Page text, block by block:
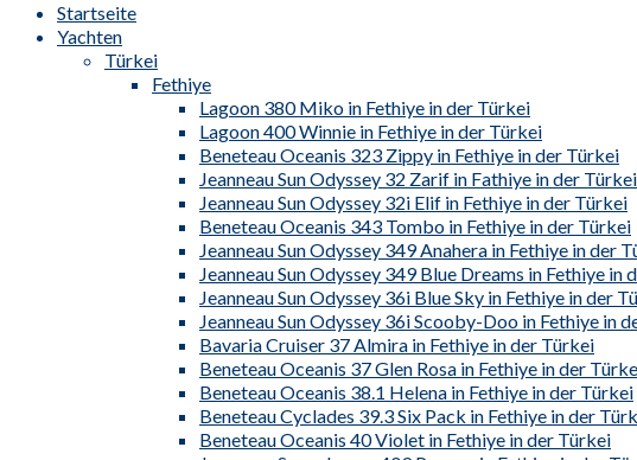
Startseite
Yachten
Türkei
Fethiye
Lagoon 380 Miko in Fethiye in der Türkei
Lagoon 400 Winnie in Fethiye in der Türkei
Beneteau Oceanis 323 Zippy in Fethiye in der Türkei
Jeanneau Sun Odyssey 32 Zarif in Fathiye in der Türkei
Jeanneau Sun Odyssey 32i Elif in Fethiye in der Türkei
Beneteau Oceanis 343 Tombo in Fethiye in der Türkei
Jeanneau Sun Odyssey 349 Anahera in Fethiye in der
Jeanneau Sun Odyssey 349 Blue Dreams in Fethiye in
Jeanneau Sun Odyssey 36i Blue Sky in Fethiye in der
Jeanneau Sun Odyssey 36i Scooby-Doo in Fethiye in
Bavaria Cruiser 37 Almira in Fethiye in der Türkei
Beneteau Oceanis 37 Glen Rosa in Fethiye in der
Beneteau Oceanis 38.1 Helena in Fethiye in der Türkei
Beneteau Cyclades 39.3 Six Pack in Fethiye in der
Beneteau Oceanis 40 Violet in Fethiye in der Türkei